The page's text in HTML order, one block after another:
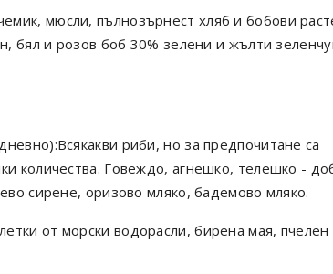
мюсли, пълнозърнест хляб и бобови
бял и розов боб 30% зелени и жълти
риби, но за предпочитане са
количества. Говеждо, агнешко, телешко -
сирене, оризово мляко, бадемово мляко.
от морски водорасли, бирена мая, пчелен